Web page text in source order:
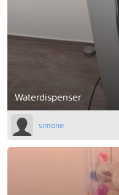
Waterdispenser
simone